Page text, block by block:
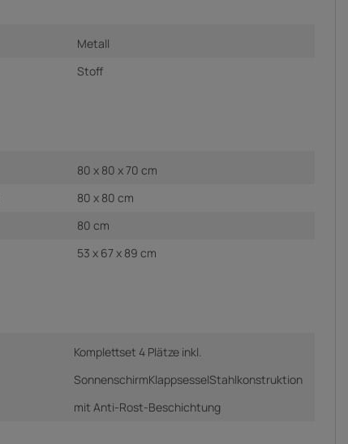
Metall
Stoff
80 x 80 x 70 cm
80 x 80 cm
80 cm
53 x 67 x 89 cm
Komplettset 4 Plätze inkl.
SonnenschirmKlappsesselStahlkonstruktion
mit Anti-Rost-Beschichtung